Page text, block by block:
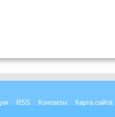
RSS Контакты Карта сайта